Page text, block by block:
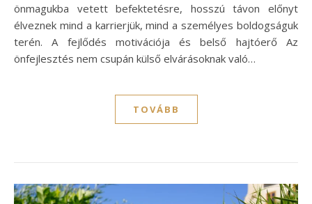
önmagukba vetett befektetésre, hosszú távon előnyt
élveznek mind a karrierjük, mind a személyes boldogságuk
terén. A fejlődés motivációja és belső hajtóerő Az
önfejlesztés nem csupán külső elvárásoknak való…
TOVÁBB